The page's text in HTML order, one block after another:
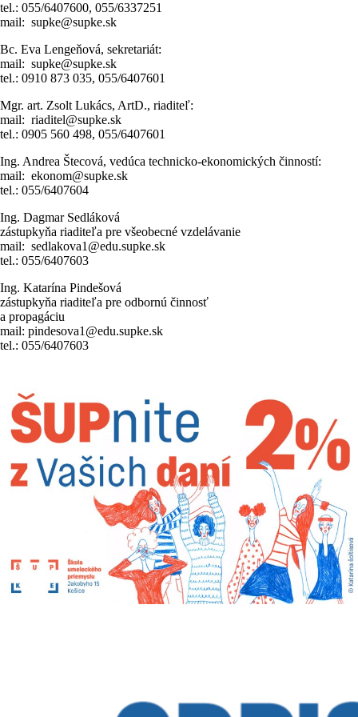
tel.: 055/6407600, 055/6337251
mail: supke@supke.sk
Bc. Eva Lengeňová, sekretariát:
mail: supke@supke.sk
tel.: 0910 873 035, 055/6407601
Mgr. art. Zsolt Lukács, ArtD., riaditeľ:
mail: riaditel@supke.sk
tel.: 0905 560 498, 055/6407601
Ing. Andrea Štecová, vedúca technicko-ekonomických činností:
mail: ekonom@supke.sk
tel.: 055/6407604
Ing. Dagmar Sedláková
zástupkyňa riaditeľa pre všeobecné vzdelávanie
mail: sedlakova1@edu.supke.sk
tel.: 055/6407603
Ing. Katarína Pindešová
zástupkyňa riaditeľa pre odbornú činnosť
a propagáciu
mail: pindesova1@edu.supke.sk
tel.: 055/6407603